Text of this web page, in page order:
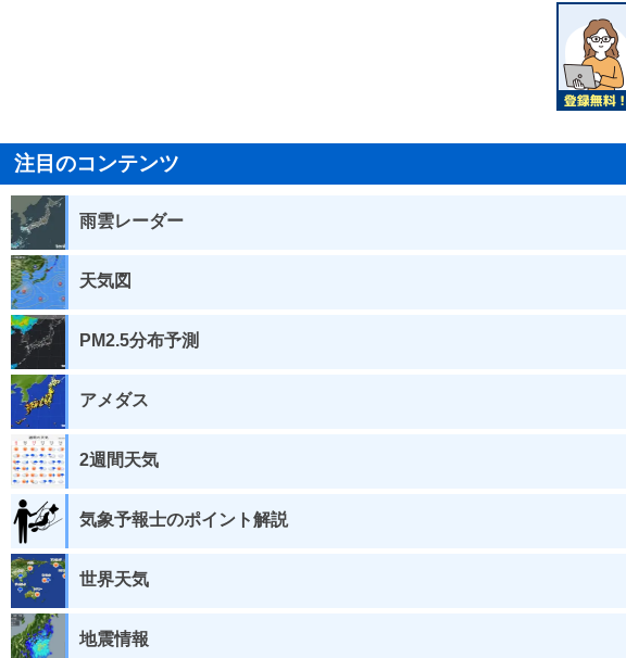
注目のコンテンツ
雨雲レーダー
天気図
PM2.5分布予測
アメダス
2週間天気
気象予報士のポイント解説
世界天気
地震情報